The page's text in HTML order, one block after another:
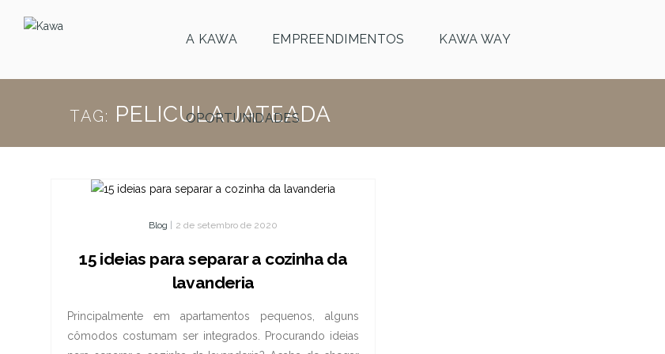
A KAWA EMPREENDIMENTOS KAWA WAY
OPORTUNIDADES
TAG: PELICULA JATEADA
Blog 2 de setembro de 2020
15 ideias para separar a cozinha da
lavanderia
Principalmente em apartamentos pequenos, alguns
cômodos costumam ser integrados. Procurando ideias